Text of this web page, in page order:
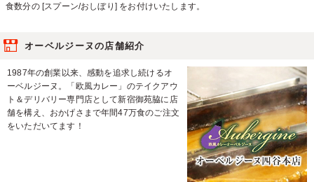
食数分の [スプーン/おしぼり] をお付けいたします。
オーベルジーヌの店舗紹介
1987年の創業以来、感動を追求し続けるオ
ーベルジーヌ。「欧風カレー」のテイクアウ
ト＆デリバリー専門店として新宿御苑脇に店
舗を構え、おかげさまで年間47万食のご注文
をいただいてます！